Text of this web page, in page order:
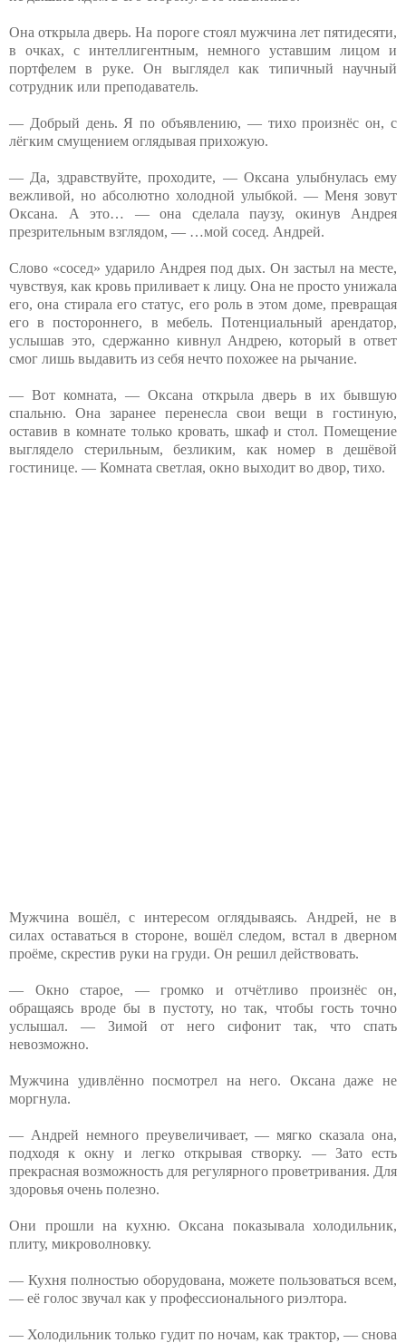
Она открыла дверь. На пороге стоял мужчина лет пятидесяти,
в очках, с интеллигентным, немного уставшим лицом и
портфелем в руке. Он выглядел как типичный научный
сотрудник или преподаватель.
— Добрый день. Я по объявлению, — тихо произнёс он, с
лёгким смущением оглядывая прихожую.
— Да, здравствуйте, проходите, — Оксана улыбнулась ему
вежливой, но абсолютно холодной улыбкой. — Меня зовут
Оксана. А это… — она сделала паузу, окинув Андрея
презрительным взглядом, — …мой сосед. Андрей.
Слово «сосед» ударило Андрея под дых. Он застыл на месте,
чувствуя, как кровь приливает к лицу. Она не просто унижала
его, она стирала его статус, его роль в этом доме, превращая
его в постороннего, в мебель. Потенциальный арендатор,
услышав это, сдержанно кивнул Андрею, который в ответ
смог лишь выдавить из себя нечто похожее на рычание.
— Вот комната, — Оксана открыла дверь в их бывшую
спальню. Она заранее перенесла свои вещи в гостиную,
оставив в комнате только кровать, шкаф и стол. Помещение
выглядело стерильным, безликим, как номер в дешёвой
гостинице. — Комната светлая, окно выходит во двор, тихо.
Мужчина вошёл, с интересом оглядываясь. Андрей, не в
силах оставаться в стороне, вошёл следом, встал в дверном
проёме, скрестив руки на груди. Он решил действовать.
— Окно старое, — громко и отчётливо произнёс он,
обращаясь вроде бы в пустоту, но так, чтобы гость точно
услышал. — Зимой от него сифонит так, что спать
невозможно.
Мужчина удивлённо посмотрел на него. Оксана даже не
моргнула.
— Андрей немного преувеличивает, — мягко сказала она,
подходя к окну и легко открывая створку. — Зато есть
прекрасная возможность для регулярного проветривания. Для
здоровья очень полезно.
Они прошли на кухню. Оксана показывала холодильник,
плиту, микроволновку.
— Кухня полностью оборудована, можете пользоваться всем,
— её голос звучал как у профессионального риэлтора.
— Холодильник только гудит по ночам, как трактор, — снова